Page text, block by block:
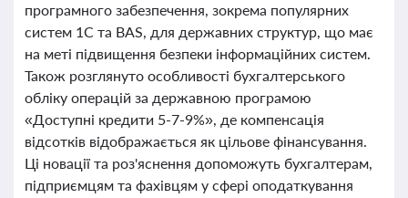
програмного забезпечення, зокрема популярних
систем 1С та BAS, для державних структур, що має
на меті підвищення безпеки інформаційних систем.
Також розглянуто особливості бухгалтерського
обліку операцій за державною програмою
«Доступні кредити 5-7-9%», де компенсація
відсотків відображається як цільове фінансування.
Ці новації та роз'яснення допоможуть бухгалтерам,
підприємцям та фахівцям у сфері оподаткування